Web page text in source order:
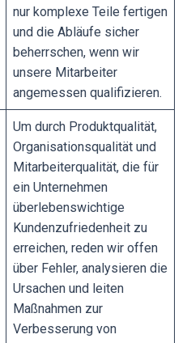
nur komplexe Teile fertigen
und die Abläufe sicher
beherrschen, wenn wir
unsere Mitarbeiter
angemessen qualifizieren.
Um durch Produktqualität,
Organisationsqualität und
Mitarbeiterqualität, die für
ein Unternehmen
überlebenswichtige
Kundenzufriedenheit zu
erreichen, reden wir offen
über Fehler, analysieren die
Ursachen und leiten
Maßnahmen zur
Verbesserung von